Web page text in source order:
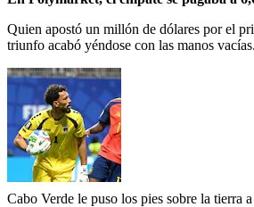
Quien apostó un millón de dólares por el
triunfo acabó yéndose con las manos vacías.
Cabo Verde le puso los pies sobre la tierra